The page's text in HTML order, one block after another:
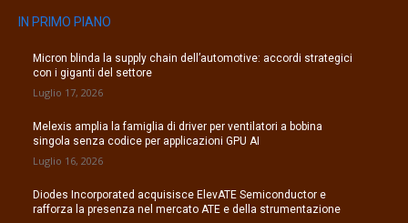
IN PRIMO PIANO
Micron blinda la supply chain dell’automotive: accordi strategici
con i giganti del settore
Luglio 17, 2026
Melexis amplia la famiglia di driver per ventilatori a bobina
singola senza codice per applicazioni GPU AI
Luglio 16, 2026
Diodes Incorporated acquisisce ElevATE Semiconductor e
rafforza la presenza nel mercato ATE e della strumentazione